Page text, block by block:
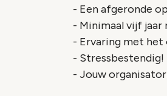
- Een afgeronde
- Minimaal vijf
- Ervaring met
- Stressbestendig!
- Jouw